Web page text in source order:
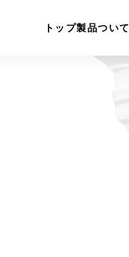
トップ製品ついて